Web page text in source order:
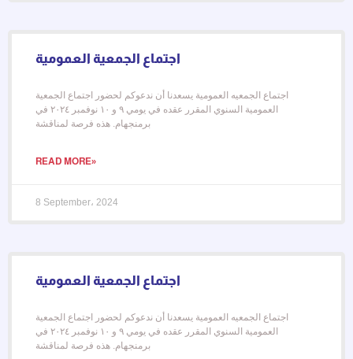
اجتماع الجمعية العمومية
اجتماع الجمعيه العمومية يسعدنا أن ندعوكم لحضور اجتماع الجمعية
العمومية السنوي المقرر عقده في يومي ٩ و ١٠ نوفمبر ٢٠٢٤ في
برمنجهام. هذه فرصة لمناقشة
READ MORE»
8 September، 2024
اجتماع الجمعيه العمومية يسعدنا أن ندعوكم لحضور اجتماع الجمعية
العمومية السنوي المقرر عقده في يومي ٩ و ١٠ نوفمبر ٢٠٢٤ في
برمنجهام. هذه فرصة لمناقشة